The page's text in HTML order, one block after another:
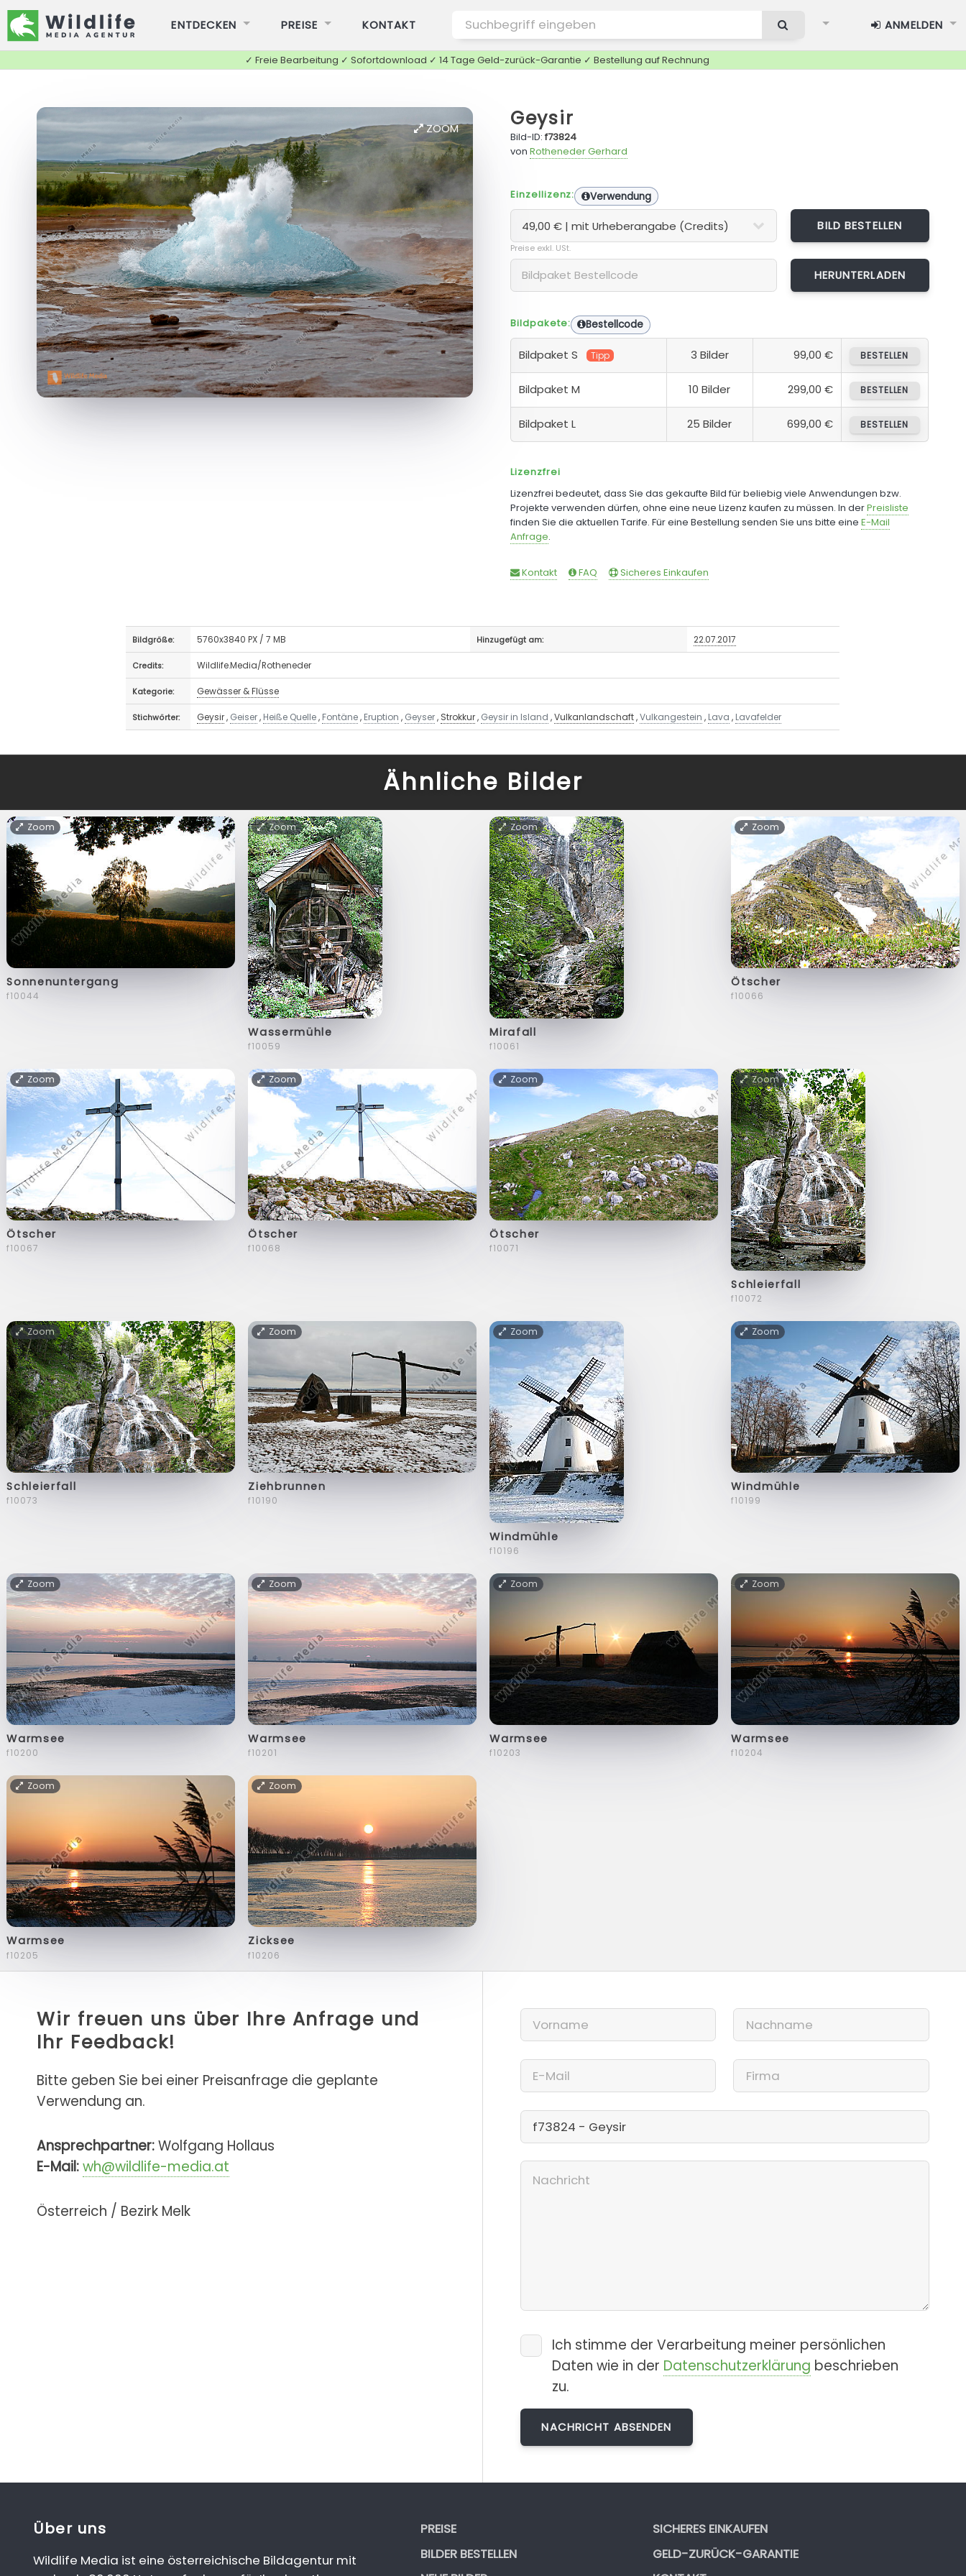
ENTDECKEN PREISE KONTAKT ANMELDEN
✓ Freie Bearbeitung ✓ Sofortdownload ✓ 14 Tage Geld-zurück-Garantie ✓ Bestellung auf Rechnung
ZOOM Geysir
Bild-ID:f73824
von Rotheneder Gerhard
Einzellizenz: Verwendung
BILD BESTELLEN
Preise exkl. USt.
Bildpakete: Bestellcode
Bildpaket S Tipp 3 Bilder 99,00 € BESTELLEN
Bildpaket M 10 Bilder 299,00 € BESTELLEN
Bildpaket L 25 Bilder 699,00 € BESTELLEN
Lizenzfrei
Lizenzfrei bedeutet, dass Sie das gekaufte Bild für beliebig viele Anwendungen bzw.
Projekte verwenden dürfen, ohne eine neue Lizenz kaufen zu müssen. In derPreisliste
finden Sie die aktuellen Tarife. Für eine Bestellung senden Sie uns bitte eine E-Mail
Anfrage.
Kontakt FAQ Sicheres Einkaufen
Bildgröße: 5760x3840 PX / 7 MB Hinzugefügt am: 22.07.2017
Credits: Wildlife.Media/Rotheneder
Kategorie: Gewässer & Flüsse
Stichwörter: Geysir, Geiser, Heiße Quelle, Fontäne, Eruption , Geyser, Strokkur, Geysir in Island ,Vulkanlandschaft,Vulkangestein , Lava , Lavafelder
Ähnliche Bilder
Zoom
Sonnenuntergang
f10044
Zoom
Wassermühle
f10059
Zoom
Mirafall
f10061
Zoom
Ötscher
f10066
Zoom
Ötscher
f10067
Zoom
Ötscher
f10068
Zoom
Ötscher
f10071
Zoom
Schleierfall
f10072
Zoom
Schleierfall
f10073
Zoom
Ziehbrunnen
f10190
Zoom
Windmühle
f10196
Zoom
Windmühle
f10199
Zoom
Warmsee
f10200
Zoom
Warmsee
f10201
Zoom
Warmsee
f10203
Zoom
Warmsee
f10204
Zoom
Warmsee
f10205
Zoom
Zicksee
f10206
Wir freuen uns über Ihre Anfrage und
Ihr Feedback!
Bitte geben Sie bei einer Preisanfrage die geplante
Verwendung an.
Ansprechpartner:Wolfgang Hollaus
E-Mail:wh@wildlife-media.at
Österreich / Bezirk Melk
Ich stimme der Verarbeitung meiner persönlichen
Daten wie in der Datenschutzerklärung beschrieben
zu.
Über uns
Wildlife Media ist eine österreichische Bildagentur mit
PREISE
BILDER BESTELLEN
SICHERES EINKAUFEN
GELD-ZURÜCK-GARANTIE